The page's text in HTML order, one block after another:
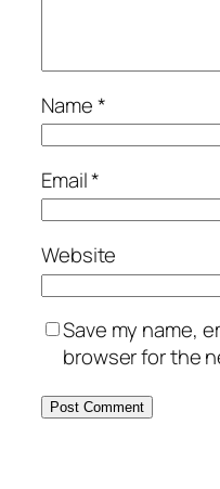
Name*
Email*
Website
Save my name,
browser for the